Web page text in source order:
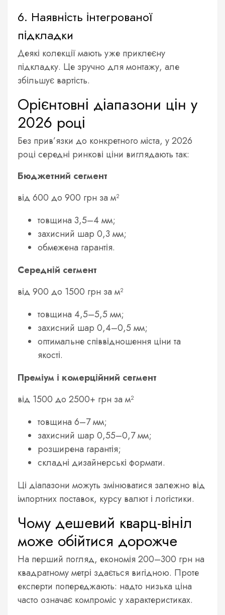
6. Наявність інтегрованої
підкладки
Деякі колекції мають уже приклеєну
підкладку. Це зручно для монтажу, але
збільшує вартість.
Орієнтовні діапазони цін у
2026 році
Без прив’язки до конкретного міста, у 2026
році середні ринкові ціни виглядають так:
Бюджетний сегмент
від 600 до 900 грн за м²
товщина 3,5–4 мм;
захисний шар 0,3 мм;
обмежена гарантія.
Середній сегмент
від 900 до 1500 грн за м²
товщина 4,5–5,5 мм;
захисний шар 0,4–0,5 мм;
оптимальне співвідношення ціни та
якості.
Преміум і комерційний сегмент
від 1500 до 2500+ грн за м²
товщина 6–7 мм;
захисний шар 0,55–0,7 мм;
розширена гарантія;
складні дизайнерські формати.
Ці діапазони можуть змінюватися залежно від
імпортних поставок, курсу валют і логістики.
Чому дешевий кварц-вініл
може обійтися дорожче
На перший погляд, економія 200–300 грн на
квадратному метрі здається вигідною. Проте
експерти попереджають: надто низька ціна
часто означає компроміс у характеристиках.